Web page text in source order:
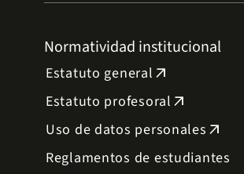
Normatividad institucional
Estatuto general arrow_outward
Estatuto profesoral arrow_outward
Uso de datos personales arrow_outward
Reglamentos de estudiantes